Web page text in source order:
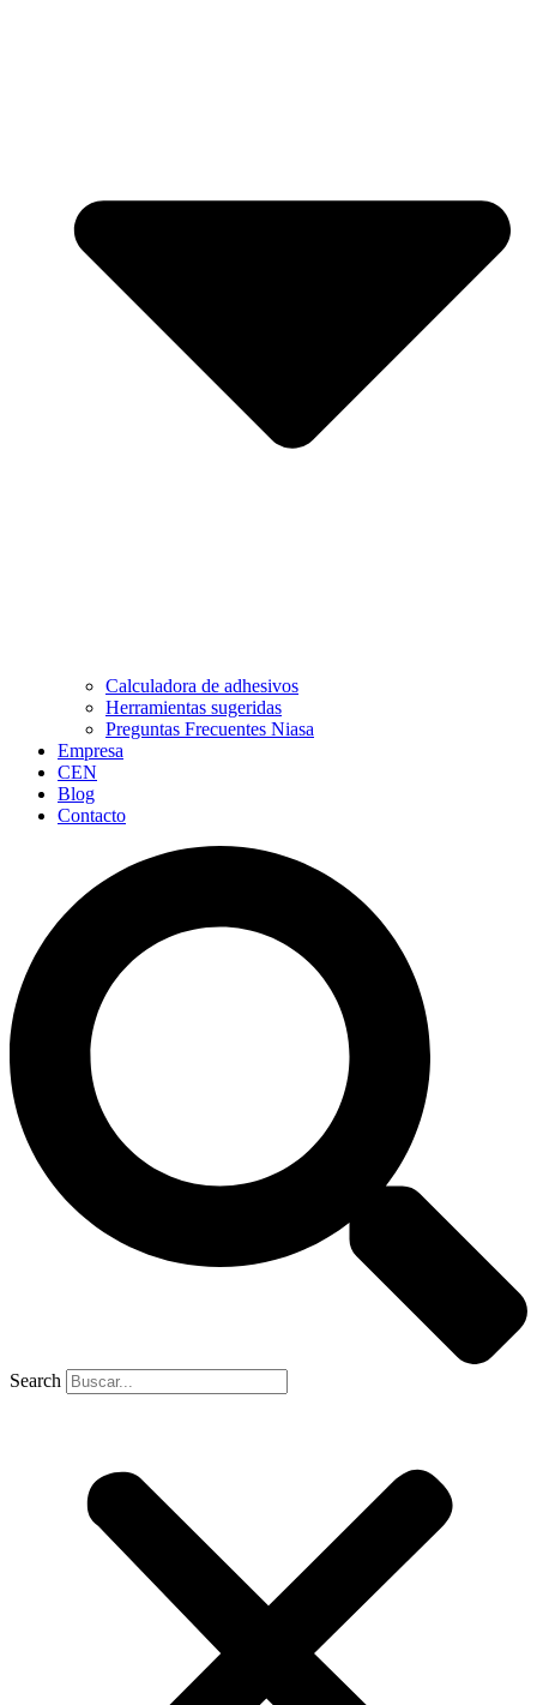
Calculadora de adhesivos
Herramientas sugeridas
Preguntas Frecuentes Niasa
Empresa
CEN
Blog
Contacto
Search